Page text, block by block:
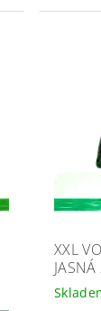
XXL